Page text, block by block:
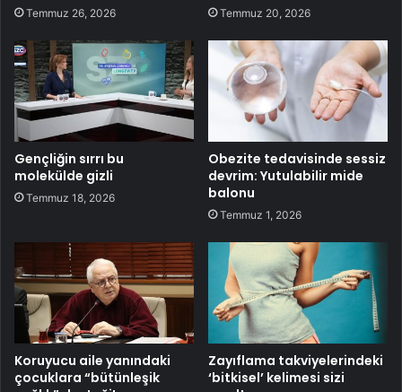
Temmuz 26, 2026 Temmuz 20, 2026
Gençliğin sırrı bu
molekülde gizli
Temmuz 18, 2026
Obezite tedavisinde sessiz
devrim: Yutulabilir mide
balonu
Temmuz 1, 2026
Koruyucu aile yanındaki
çocuklara “bütünleşik
Zayıflama takviyelerindeki
‘bitkisel’ kelimesi sizi